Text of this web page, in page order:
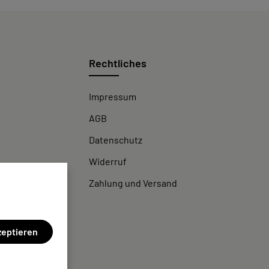
Rechtliches
Impressum
AGB
Datenschutz
Widerruf
Zahlung und Versand